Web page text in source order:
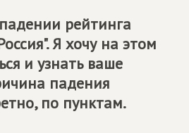
рейтинга
Я хочу на этом
и узнать ваше
падения
по пунктам.